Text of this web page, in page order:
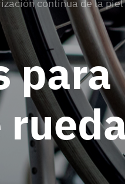
continua de la piel
para